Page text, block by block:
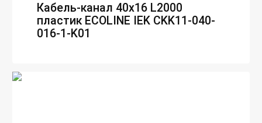
Кабель-канал 40х16 L2000
пластик ECOLINE IEK CKK11-040-
016-1-K01